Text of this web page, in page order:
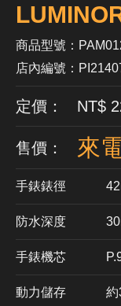
商品型號：
店內編號：
定價： NT$
售價： 來
手錶錶徑
防水深度
手錶機芯
動力儲存 約